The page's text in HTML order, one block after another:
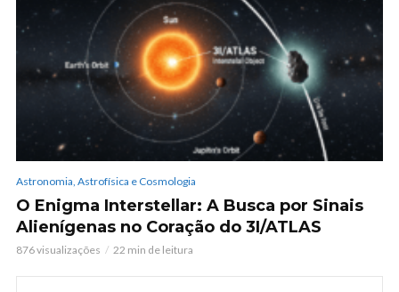
Astronomia, Astrofísica e Cosmologia
O Enigma Interstellar: A Busca por Sinais
Alienígenas no Coração do 3I/ATLAS
876 visualizações 22 min de leitura